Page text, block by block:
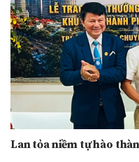
Lan tỏa niềm tự hào